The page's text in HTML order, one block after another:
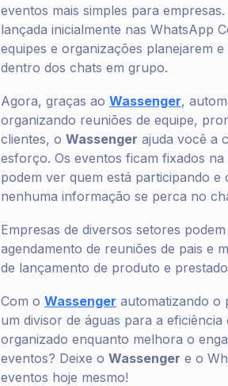
eventos mais simples para
lançada inicialmente nas WhatsApp
equipes e organizações planejarem
dentro dos chats em grupo.
Agora, graças ao Wassenger,
organizando reuniões de equipe,
clientes, o Wassenger ajuda você a
esforço. Os eventos ficam fixados
podem ver quem está participando
nenhuma informação se perca no
Empresas de diversos setores
agendamento de reuniões de pais e
de lançamento de produto e
Com o Wassenger automatizando o
um divisor de águas para a
organizado enquanto melhora o
eventos? Deixe o Wassenger e o
eventos hoje mesmo!